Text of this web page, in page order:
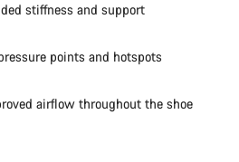
stiffness and support
points and hotspots
airflow throughout the shoe